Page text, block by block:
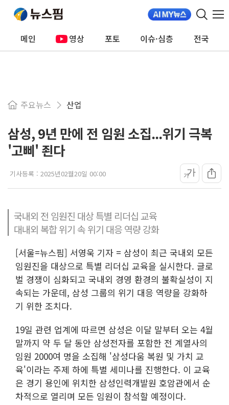
메인 영상 포토 이슈·심층 전국
주요뉴스 산업
삼성, 9년 만에 전 임원 소집...위기 극복
'고삐' 죈다
기사등록 : 2025년02월20일 00:00 가가
국내외 전 임원진 대상 특별 리더십 교육
대내외 복합 위기 속 위기 대응 역량 강화
[서울=뉴스핌] 서영욱 기자 = 삼성이 최근 국내외 모든
임원진을 대상으로 특별 리더십 교육을 실시한다. 글로
벌 경쟁이 심화되고 국내외 경영 환경의 불확실성이 지
속되는 가운데, 삼성 그룹의 위기 대응 역량을 강화하
기 위한 조치다.
19일 관련 업계에 따르면 삼성은 이달 말부터 오는 4월
말까지 약 두 달 동안 삼성전자를 포함한 전 계열사의
임원 2000여 명을 소집해 '삼성다움 복원 및 가치 교
육'이라는 주제 하에 특별 세미나를 진행한다. 이 교육
은 경기 용인에 위치한 삼성인력개발원 호암관에서 순
차적으로 열리며 모든 임원이 참석할 예정이다.